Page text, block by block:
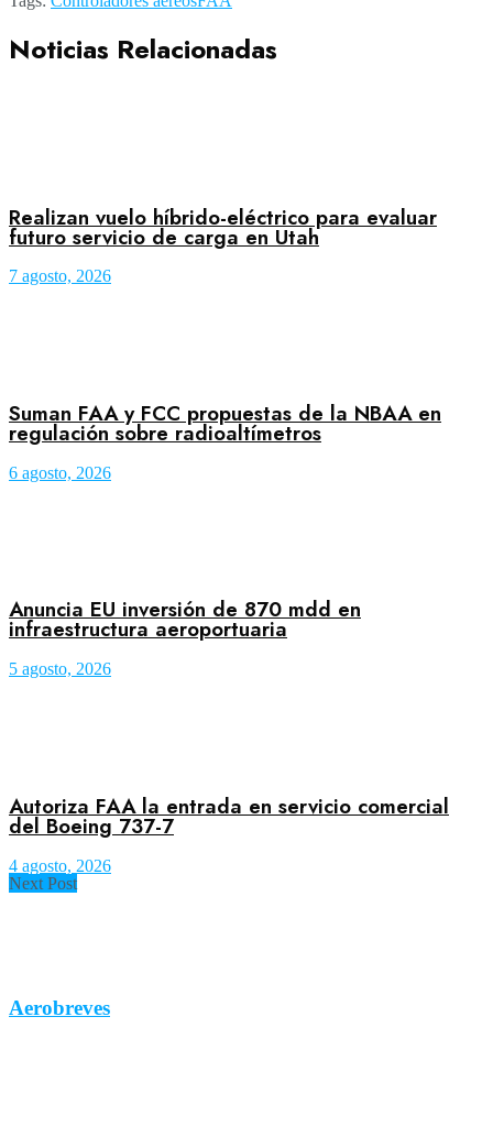
Noticias Relacionadas
Realizan vuelo híbrido-eléctrico para evaluar
futuro servicio de carga en Utah
7 agosto, 2026
Suman FAA y FCC propuestas de la NBAA en
regulación sobre radioaltímetros
6 agosto, 2026
Anuncia EU inversión de 870 mdd en
infraestructura aeroportuaria
5 agosto, 2026
Autoriza FAA la entrada en servicio comercial
del Boeing 737-7
4 agosto, 2026
Next Post
Aerobreves